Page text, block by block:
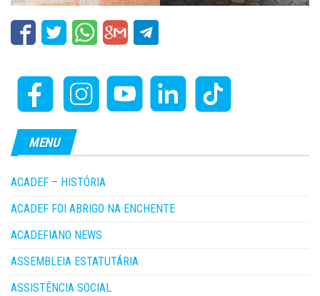
MENU
ACADEF – HISTÓRIA
ACADEF FOI ABRIGO NA ENCHENTE
ACADEFIANO NEWS
ASSEMBLEIA ESTATUTÁRIA
ASSISTÊNCIA SOCIAL